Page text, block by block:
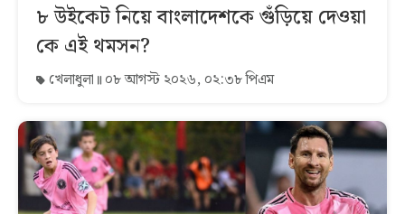
৮ উইকেট নিয়ে বাংলাদেশকে গুঁড়িয়ে দেওয়া
কে এই থমসন?
খেলাধুলা ০৮ আগস্ট ২০২৬, ০২:৩৮ পিএম